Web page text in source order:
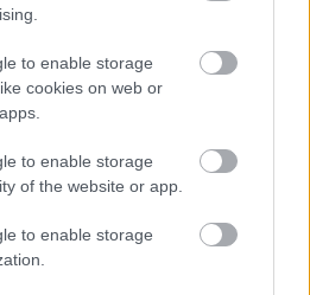
to enable storage
cookies on web or
to enable storage
of the website or app.
to enable storage